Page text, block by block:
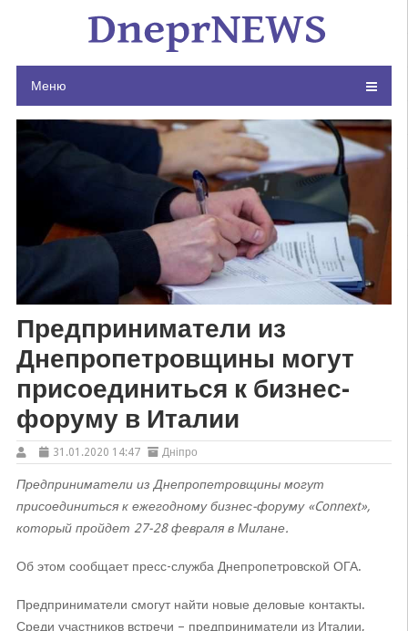
Меню
Предприниматели из
Днепропетровщины могут
присоединиться к бизнес-
форуму в Италии
31.01.2020 14:47 Дніпро
Предприниматели из Днепропетровщины могут
присоединиться к ежегодному бизнес-форуму «Connext»,
который пройдет 27-28 февраля в Милане.
Об этом сообщает пресс-служба Днепропетровской ОГА.
Предприниматели смогут найти новые деловые контакты.
Среди участников встречи – предприниматели из Италии,